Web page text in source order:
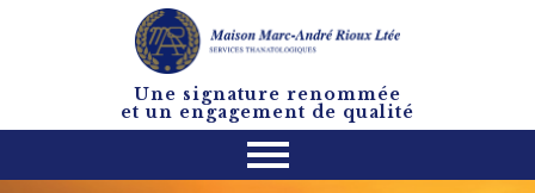
Une signature renommée
et un engagement de qualité